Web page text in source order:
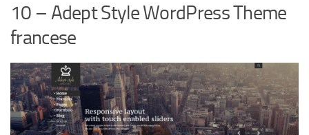
10 – Adept Style WordPress Theme
francese